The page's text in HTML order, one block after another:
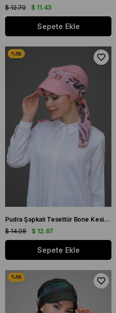
$ 11.43
$ 12.70
Sepete Ekle
Pudra Şapkalı Tesettür Bone Kesik Elyaf Desenli Şifon Kemerli 1902_06
$ 12.67
$ 14.08
Sepete Ekle